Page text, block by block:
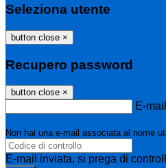
Seleziona utente
button close ×
Recupero password
button close ×
E-mail
Non hai una e-mail associata al nome
E-mail inviata, si prega di